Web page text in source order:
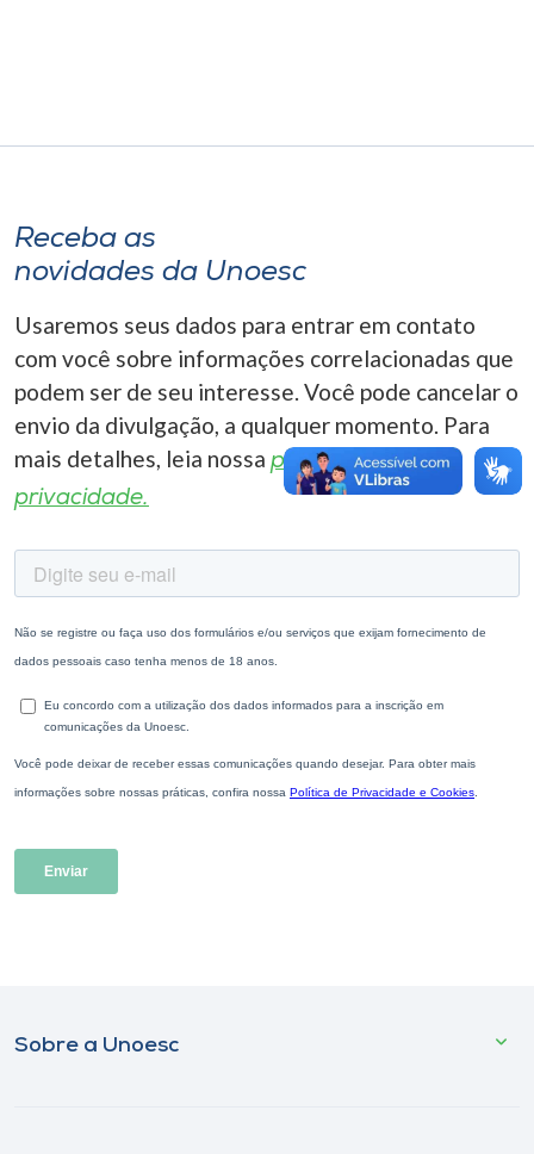
Selecione
o idioma
Receba as
novidades da Unoesc
Usaremos seus dados para entrar em contato
com você sobre informações correlacionadas que
podem ser de seu interesse. Você pode cancelar o
envio da divulgação, a qualquer momento. Para
mais detalhes, leia nossa política de
privacidade.
Sobre a Unoesc